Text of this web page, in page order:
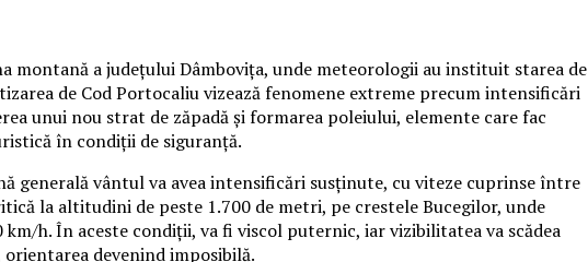
montană a județului Dâmbovița, unde meteorologii au instituit starea de
de Cod Portocaliu vizează fenomene extreme precum intensificări
unui nou strat de zăpadă și formarea poleiului, elemente care fac
în condiții de siguranță.
generală vântul va avea intensificări susținute, cu viteze cuprinse între
la altitudini de peste 1.700 de metri, pe crestele Bucegilor, unde
h. În aceste condiții, va fi viscol puternic, iar vizibilitatea va scădea
devenind imposibilă.